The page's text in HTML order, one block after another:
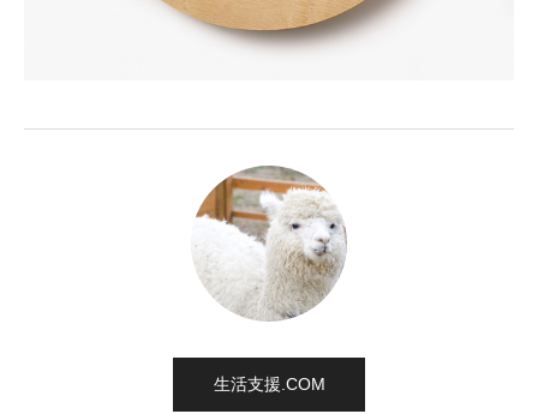
生活支援.COM